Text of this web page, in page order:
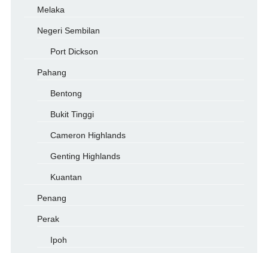
Melaka
Negeri Sembilan
Port Dickson
Pahang
Bentong
Bukit Tinggi
Cameron Highlands
Genting Highlands
Kuantan
Penang
Perak
Ipoh